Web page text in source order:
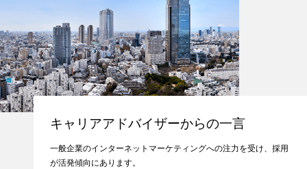
キャリアアドバイザーからの一言
一般企業のインターネットマーケティングへの注力を受け、採用
が活発傾向にあります。